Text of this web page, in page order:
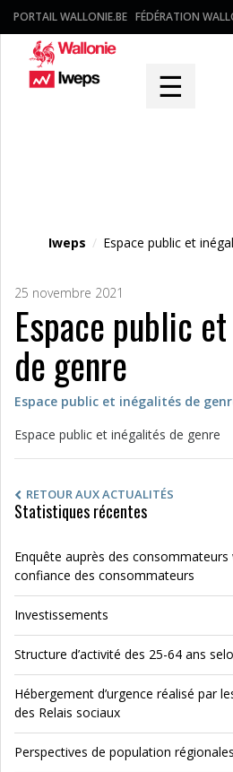
PORTAIL WALLONIE.BE FÉDÉRATION
☰
Iweps / Espace public et
25 novembre 2021
Espace public
de genre
Espace public et inégalités de
Espace public et inégalités de genre
RETOUR AUX ACTUALITÉS
Statistiques récentes
Enquête auprès des consommateurs
confiance des consommateurs
Investissements
Structure d’activité des 25-64 ans
Hébergement d’urgence réalisé par
des Relais sociaux
Perspectives de population régionales